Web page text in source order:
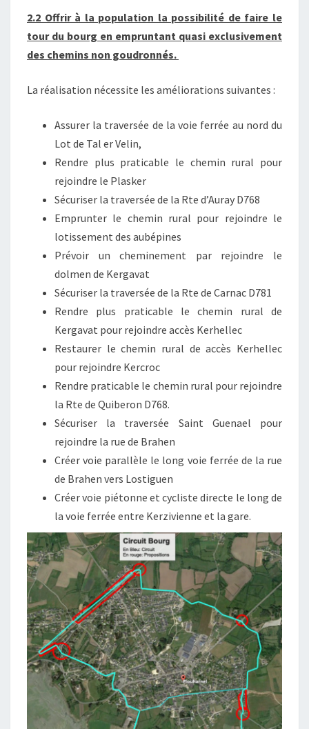
2.2 Offrir à la population la possibilité de faire le
tour du bourg en empruntant quasi exclusivement
des chemins non goudronnés.
La réalisation nécessite les améliorations suivantes :
Assurer la traversée de la voie ferrée au nord du
Lot de Tal er Velin,
Rendre plus praticable le chemin rural pour
rejoindre le Plasker
Sécuriser la traversée de la Rte d’Auray D768
Emprunter le chemin rural pour rejoindre le
lotissement des aubépines
Prévoir un cheminement par rejoindre le
dolmen de Kergavat
Sécuriser la traversée de la Rte de Carnac D781
Rendre plus praticable le chemin rural de
Kergavat pour rejoindre accès Kerhellec
Restaurer le chemin rural de accès Kerhellec
pour rejoindre Kercroc
Rendre praticable le chemin rural pour rejoindre
la Rte de Quiberon D768.
Sécuriser la traversée Saint Guenael pour
rejoindre la rue de Brahen
Créer voie parallèle le long voie ferrée de la rue
de Brahen vers Lostiguen
Créer voie piétonne et cycliste directe le long de
la voie ferrée entre Kerzivienne et la gare.